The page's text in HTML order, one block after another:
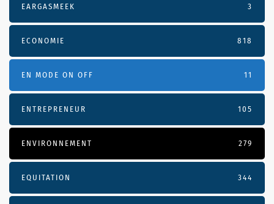
EARGASMEEK 3
ECONOMIE 818
EN MODE ON OFF 11
ENTREPRENEUR 105
ENVIRONNEMENT 279
EQUITATION 344